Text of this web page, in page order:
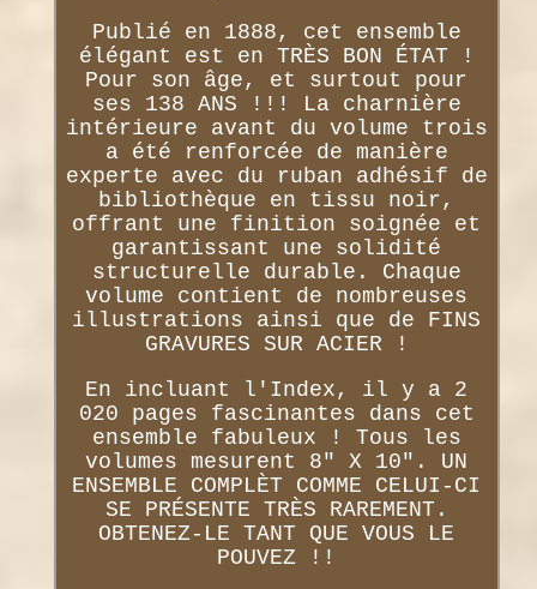
Publié en 1888, cet ensemble
élégant est en TRÈS BON ÉTAT !
Pour son âge, et surtout pour
ses 138 ANS !!! La charnière
intérieure avant du volume trois
a été renforcée de manière
experte avec du ruban adhésif de
bibliothèque en tissu noir,
offrant une finition soignée et
garantissant une solidité
structurelle durable. Chaque
volume contient de nombreuses
illustrations ainsi que de FINS
GRAVURES SUR ACIER !
En incluant l'Index, il y a 2
020 pages fascinantes dans cet
ensemble fabuleux ! Tous les
volumes mesurent 8" X 10". UN
ENSEMBLE COMPLÈT COMME CELUI-CI
SE PRÉSENTE TRÈS RAREMENT.
OBTENEZ-LE TANT QUE VOUS LE
POUVEZ !!